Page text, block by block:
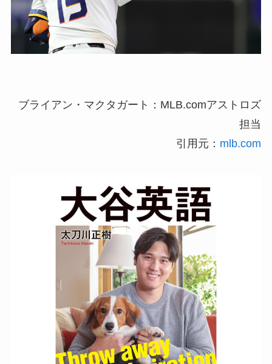
ブライアン・マクタガート：MLB.comアストロズ
担当
引用元： mlb.com